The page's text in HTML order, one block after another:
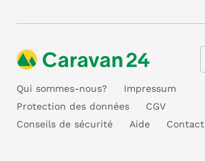
Qui sommes-nous?
Impressum
Protection des données
CGV
Conseils de sécurité
Aide Contact